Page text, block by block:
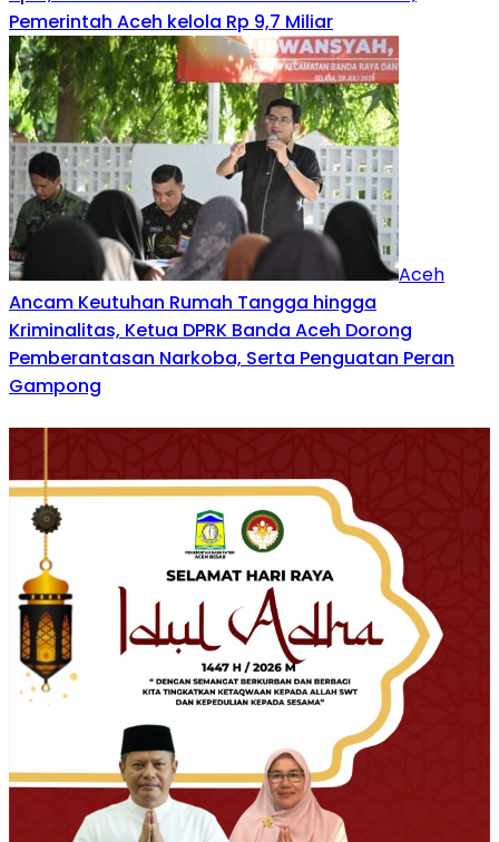
Pemerintah Aceh kelola Rp 9,7 Miliar‎
Aceh
Ancam Keutuhan Rumah Tangga hingga
Kriminalitas, Ketua DPRK Banda Aceh Dorong
Pemberantasan Narkoba, Serta Penguatan Peran
Gampong